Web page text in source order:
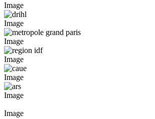
Image
Image
Image
Image
Image
Image
Image